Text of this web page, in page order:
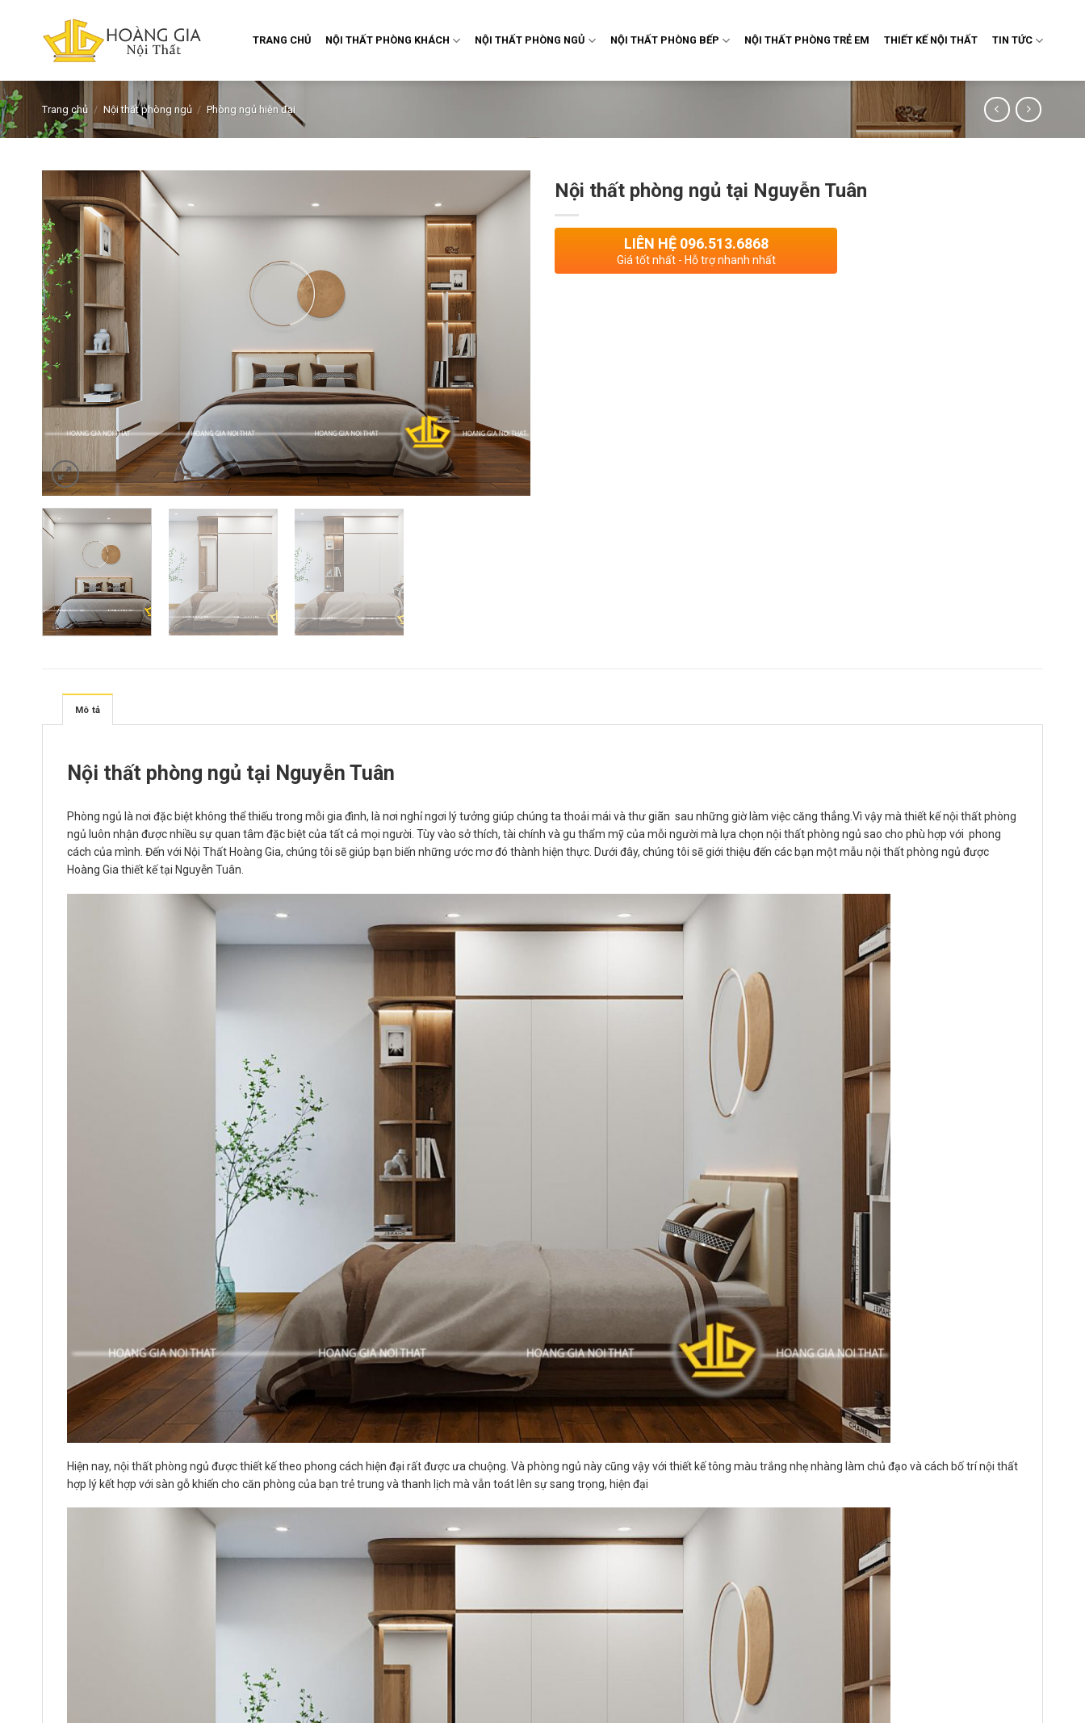
TRANG CHỦ NỘI THẤT PHÒNG KHÁCH NỘI THẤT PHÒNG NGỦ NỘI THẤT PHÒNG BẾP NỘI THẤT PHÒNG TRẺ EM THIẾT KẾ NỘI THẤT TIN TỨC
Trang chủ / Nội thất phòng ngủ / Phòng ngủ hiện đại
Nội thất phòng ngủ tại Nguyễn Tuân
LIÊN HỆ 096.513.6868
Giá tốt nhất - Hỗ trợ nhanh nhất
Mô tả
Nội thất phòng ngủ tại Nguyễn Tuân
Phòng ngủ là nơi đặc biệt không thể thiếu trong mỗi gia đình, là nơi nghỉ ngơi lý tưởng giúp chúng ta thoải mái và thư giãn sau những giờ làm việc căng thẳng.Vì vậy mà thiết kế nội thất phòng
ngủ luôn nhận được nhiều sự quan tâm đặc biệt của tất cả mọi người. Tùy vào sở thích, tài chính và gu thẩm mỹ của mỗi người mà lựa chọn nội thất phòng ngủ sao cho phù hợp với phong
cách của mình. Đến với Nội Thất Hoàng Gia, chúng tôi sẽ giúp bạn biến những ước mơ đó thành hiện thực. Dưới đây, chúng tôi sẽ giới thiệu đến các bạn một mẫu nội thất phòng ngủ được
Hoàng Gia thiết kế tại Nguyễn Tuân.
Hiện nay, nội thất phòng ngủ được thiết kế theo phong cách hiện đại rất được ưa chuộng. Và phòng ngủ này cũng vậy với thiết kế tông màu trắng nhẹ nhàng làm chủ đạo và cách bố trí nội thất
hợp lý kết hợp với sàn gỗ khiến cho căn phòng của bạn trẻ trung và thanh lịch mà vẫn toát lên sự sang trọng, hiện đại